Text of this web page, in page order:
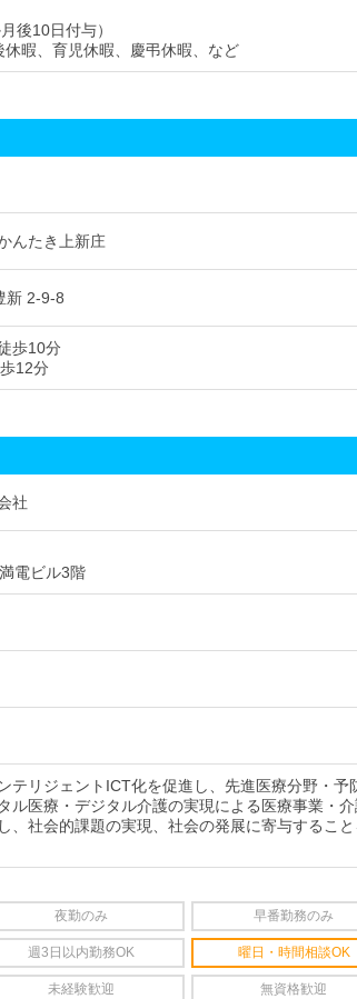
後10日付与）
暇、育児休暇、慶弔休暇、など
んたき上新庄
新 2-9-8
歩10分
12分
社
電ビル3階
テリジェントICT化を促進し、先進医療分野・予
ル医療・デジタル介護の実現による医療事業・
、社会的課題の実現、社会の発展に寄与するこ
夜勤のみ 早番勤務のみ
週3日以内勤務OK 曜日・時間相談OK
未経験歓迎 無資格歓迎